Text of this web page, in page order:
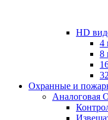
HD
4
8
Охранные и
Аналоговая